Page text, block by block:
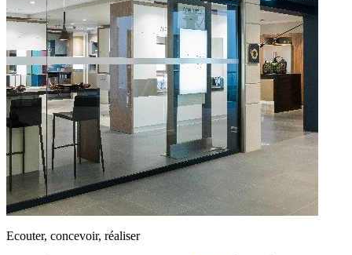
Ecouter, concevoir, réaliser